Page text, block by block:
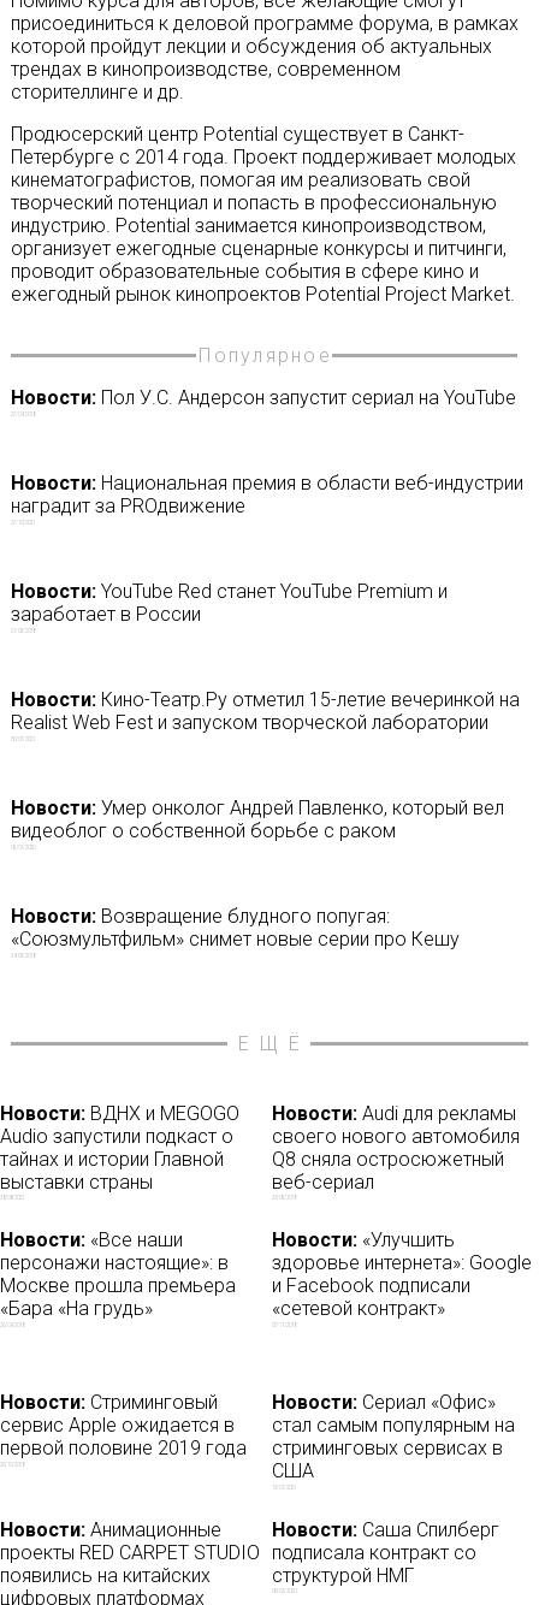
присоединиться к деловой программе форума, в рамках
которой пройдут лекции и обсуждения об актуальных
трендах в кинопроизводстве, современном
сторителлинге и др.
Продюсерский центр Potential существует в Санкт-
Петербурге с 2014 года. Проект поддерживает молодых
кинематографистов, помогая им реализовать свой
творческий потенциал и попасть в профессиональную
индустрию. Potential занимается кинопроизводством,
организует ежегодные сценарные конкурсы и питчинги,
проводит образовательные события в сфере кино и
ежегодный рынок кинопроектов Potential Project Market.
Популярное
Новости:Пол У.С. Андерсон запустит сериал на YouTube
27/04/2018
Новости:Национальная премия в области веб-индустрии
наградит за PROдвижение
27/10/2021
Новости:YouTube Red станет YouTube Premium и
заработает в России
21/05/2018
Новости:Кино-Театр.Ру отметил 15-летие вечеринкой на
Realist Web Fest и запуском творческой лаборатории
30/07/2021
Новости:Умер онколог Андрей Павленко, который вел
видеоблог о собственной борьбе с раком
05/01/2020
Новости:Возвращение блудного попугая:
«Союзмультфильм» снимет новые серии про Кешу
24/05/2018
ЕЩЁ
Новости: ВДНХ и MEGOGO
Audio запустили подкаст о
тайнах и истории Главной
выставки страны
28/08/2021
Новости: Audi для рекламы
своего нового автомобиля
Q8 сняла остросюжетный
веб-сериал
23/05/2018
Новости: «Все наши
персонажи настоящие»: в
Москве прошла премьера
«Бара «На грудь»
26/09/2018
Новости: «Улучшить
здоровье интернета»: Google
и Facebook подписали
«сетевой контракт»
07/11/2018
Новости: Стриминговый
сервис Apple ожидается в
первой половине 2019 года
26/10/2018
Новости: Сериал «Офис»
стал самым популярным на
стриминговых сервисах в
США
13/01/2021
Новости: Анимационные
проекты RED CARPET STUDIO
появились на китайских
цифровых платформах
Новости: Саша Спилберг
подписала контракт со
структурой НМГ
06/02/2020